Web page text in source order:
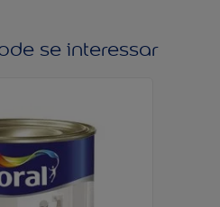
se interessar